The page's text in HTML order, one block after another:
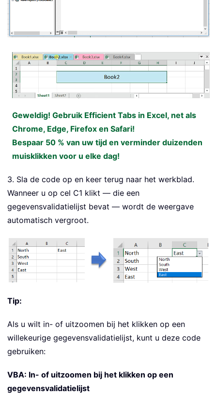
Geweldig! Gebruik Efficient Tabs in Excel, net als
Chrome, Edge, Firefox en Safari!
Bespaar 50 % van uw tijd en verminder duizenden
muisklikken voor u elke dag!
3. Sla de code op en keer terug naar het werkblad.
Wanneer u op cel C1 klikt — die een
gegevensvalidatielijst bevat — wordt de weergave
automatisch vergroot.
Tip:
Als u wilt in- of uitzoomen bij het klikken op een
willekeurige gegevensvalidatielijst, kunt u deze code
gebruiken:
VBA: In- of uitzoomen bij het klikken op een
gegevensvalidatielijst